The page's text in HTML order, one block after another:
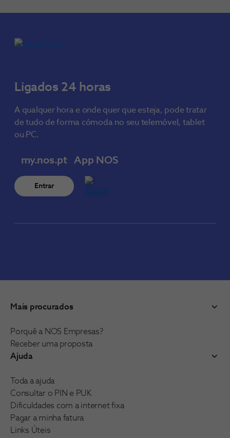
Ligados 24 horas
A qualquer hora e onde quer que esteja, pode tratar
de tudo de forma cómoda no seu telemóvel, tablet
ou PC.
my.nos.pt
Entrar
App NOS
Mais procurados
Porquê a NOS Empresas?
Receber uma proposta
Ajuda
Toda a ajuda
Consultar o PIN e PUK
Dificuldades com a internet fixa
Pagar a minha fatura
Links Úteis